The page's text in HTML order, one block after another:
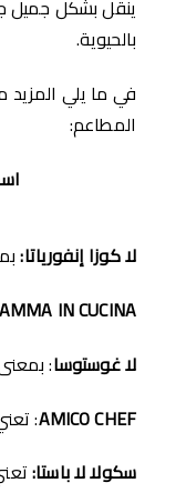
ينقل بشكل جميل
بالحيوية.
في ما يلي المزيد
المطاعم:
لا كوزا إنفورياتا:
IN CUCINA
لا غوستوسا:
AMICO CHEF
:
سكولا لا باستا: